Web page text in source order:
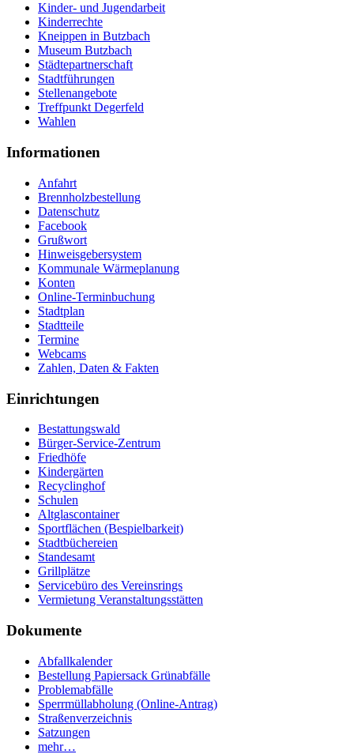
Kinder- und Jugendarbeit
Kinderrechte
Kneippen in Butzbach
Museum Butzbach
Städtepartnerschaft
Stadtführungen
Stellenangebote
Treffpunkt Degerfeld
Wahlen
Informationen
Anfahrt
Brennholzbestellung
Datenschutz
Facebook
Grußwort
Hinweisgebersystem
Kommunale Wärmeplanung
Konten
Online-Terminbuchung
Stadtplan
Stadtteile
Termine
Webcams
Zahlen, Daten & Fakten
Einrichtungen
Bestattungswald
Bürger-Service-Zentrum
Friedhöfe
Kindergärten
Recyclinghof
Schulen
Altglascontainer
Sportflächen (Bespielbarkeit)
Stadtbüchereien
Standesamt
Grillplätze
Servicebüro des Vereinsrings
Vermietung Veranstaltungsstätten
Dokumente
Abfallkalender
Bestellung Papiersack Grünabfälle
Problemabfälle
Sperrmüllabholung (Online-Antrag)
Straßenverzeichnis
Satzungen
mehr…